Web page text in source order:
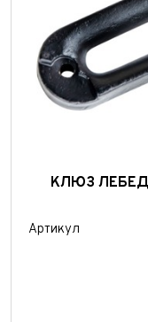
КЛЮЗ
Артикул